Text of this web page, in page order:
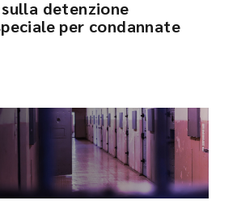
detenzione
per condannate